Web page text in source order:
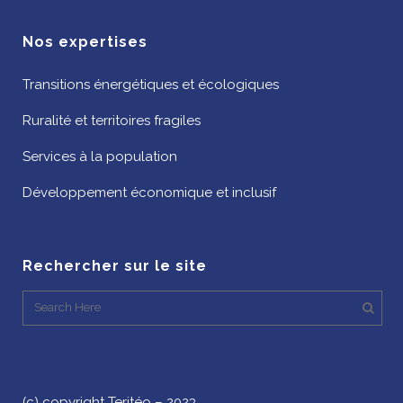
Nos expertises
Transitions énergétiques et écologiques
Ruralité et territoires fragiles
Services à la population
Développement économique et inclusif
Rechercher sur le site